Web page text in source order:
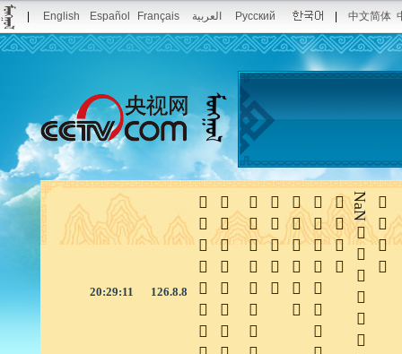
English Español Français العربية Русский 中文简体
20:29:11 126.8.8 
 
NaN




